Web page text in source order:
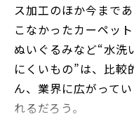
ス加工のほか今まで
こなかったカーペッ
ぬいぐるみなど“水洗
にくいもの”は、比較
ん、業界に広がって
れるだろう。